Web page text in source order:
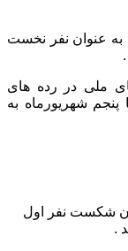
+ کیلوگرم ، زهرا یعقوبیان با ۲ برد به عنوان نفر نخست
ملی در رده های
پنجم شهریورماه به
سارا بهمن یار با ۴ برد بدون شکست نفر اول
.